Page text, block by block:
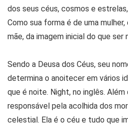
dos seus céus, cosmos e
Como sua forma é de uma
mãe, da imagem inicial do que ser
Sendo a Deusa dos Céus, seu
determina o anoitecer em vários
que é noite. Night, no inglês. Além
responsável pela acolhida dos
celestial. Ela é o céu e tudo que